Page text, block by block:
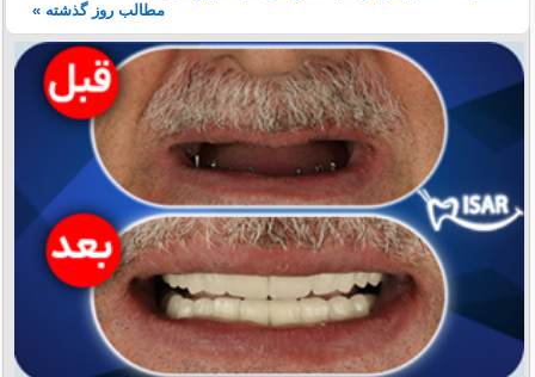
مطالب روز گذشته »